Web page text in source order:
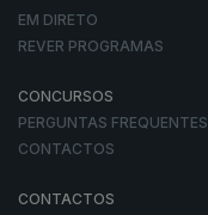
EM DIRETO
REVER PROGRAMAS
CONCURSOS
PERGUNTAS FREQUENTES
CONTACTOS
CONTACTOS